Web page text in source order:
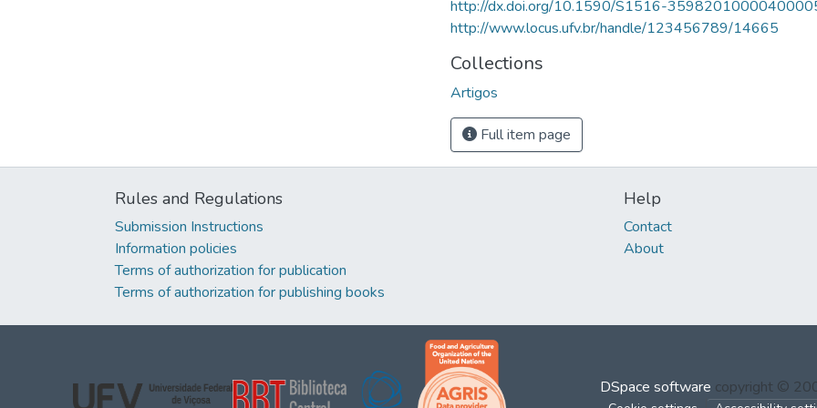
http://dx.doi.org/10.1590/S1516-
http://www.locus.ufv.br/handle/123456789/14665
Collections
Artigos
Full item page
Rules and Regulations
Submission Instructions
Information policies
Terms of authorization for publication
Terms of authorization for publishing books
Help
Contact
About
DSpace software copyright ©